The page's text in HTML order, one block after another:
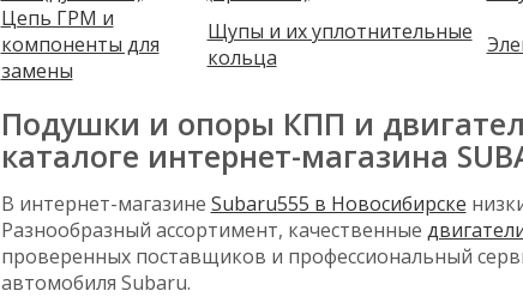
Цепь ГРМ и
компоненты для
замены
Щупы и их уплотнительные
кольца
Подушки и опоры КПП и
каталоге интернет-магазина
В интернет-магазине Subaru555 в Новосибирске
Разнообразный ассортимент, качественные
проверенных поставщиков и профессиональный
автомобиля Subaru.